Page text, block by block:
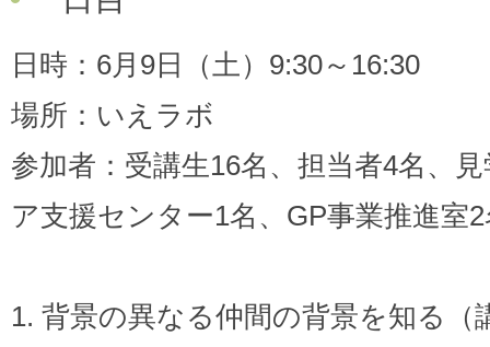
日時：6月9日（土）9:30～16:30
場所：いえラボ
参加者：受講生16名、担当者4名、
ア支援センター1名、GP事業推進室
1. 背景の異なる仲間の背景を知る（